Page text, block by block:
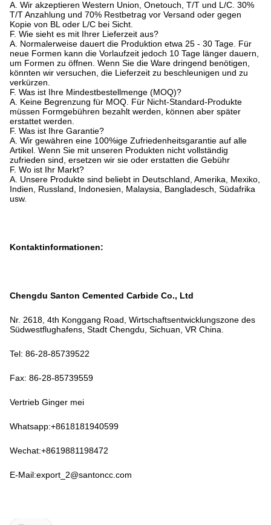
A. Wir akzeptieren Western Union, Onetouch, T/T und L/C. 30%
T/T Anzahlung und 70% Restbetrag vor Versand oder gegen
Kopie von BL oder L/C bei Sicht.
F. Wie sieht es mit Ihrer Lieferzeit aus?
A. Normalerweise dauert die Produktion etwa 25 - 30 Tage. Für
neue Formen kann die Vorlaufzeit jedoch 10 Tage länger dauern,
um Formen zu öffnen. Wenn Sie die Ware dringend benötigen,
könnten wir versuchen, die Lieferzeit zu beschleunigen und zu
verkürzen.
F. Was ist Ihre Mindestbestellmenge (MOQ)?
A. Keine Begrenzung für MOQ. Für Nicht-Standard-Produkte
müssen Formgebühren bezahlt werden, können aber später
erstattet werden.
F. Was ist Ihre Garantie?
A. Wir gewähren eine 100%ige Zufriedenheitsgarantie auf alle
Artikel. Wenn Sie mit unseren Produkten nicht vollständig
zufrieden sind, ersetzen wir sie oder erstatten die Gebühr
F. Wo ist Ihr Markt?
A. Unsere Produkte sind beliebt in Deutschland, Amerika, Mexiko,
Indien, Russland, Indonesien, Malaysia, Bangladesch, Südafrika
usw.
Kontaktinformationen:
Chengdu Santon Cemented Carbide Co., Ltd
Nr. 2618, 4th Konggang Road, Wirtschaftsentwicklungszone des
Südwestflughafens, Stadt Chengdu, Sichuan, VR China.
Tel: 86-28-85739522
Fax: 86-28-85739559
Vertrieb Ginger mei
Whatsapp:+8618181940599
Wechat:+8619881198472
E-Mail:export_2@santoncc.com